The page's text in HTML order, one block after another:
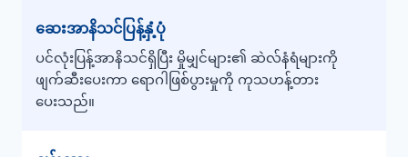
ဆေးအာနိသင်ပြန့်နှံ့ပုံ
ပင်လုံးပြန့်အာနိသင်ရှိပြီး မှိုမျှင်များ၏ ဆဲလ်နံရံများကို
ဖျက်ဆီးပေးကာ ရောဂါဖြစ်ပွားမှုကို ကုသဟန့်တား
ပေးသည်။